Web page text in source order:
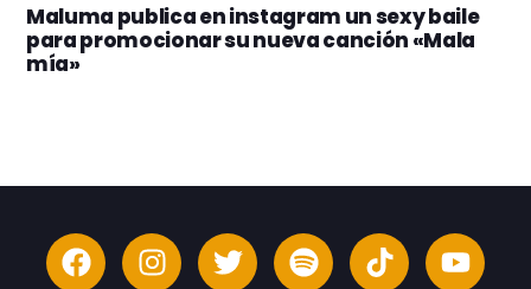
Maluma publica en instagram un sexy baile
para promocionar su nueva canción «Mala
mía»